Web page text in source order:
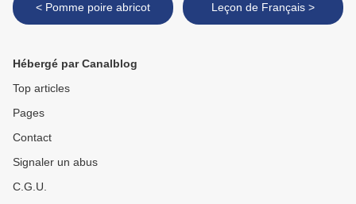
< Pomme poire abricot Leçon de Français >
Hébergé par Canalblog
Top articles
Pages
Contact
Signaler un abus
C.G.U.